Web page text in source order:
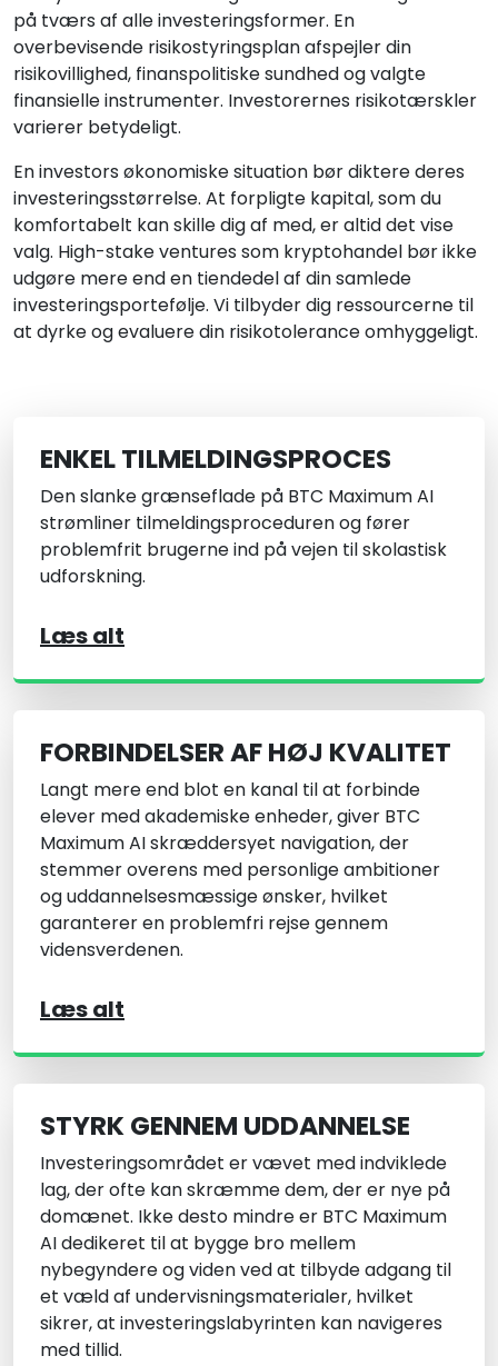
på tværs af alle investeringsformer. En
overbevisende risikostyringsplan afspejler din
risikovillighed, finanspolitiske sundhed og valgte
finansielle instrumenter. Investorernes risikotærskler
varierer betydeligt.
En investors økonomiske situation bør diktere deres
investeringsstørrelse. At forpligte kapital, som du
komfortabelt kan skille dig af med, er altid det vise
valg. High-stake ventures som kryptohandel bør ikke
udgøre mere end en tiendedel af din samlede
investeringsportefølje. Vi tilbyder dig ressourcerne til
at dyrke og evaluere din risikotolerance omhyggeligt.
ENKEL TILMELDINGSPROCES
Den slanke grænseflade på BTC Maximum AI
strømliner tilmeldingsproceduren og fører
problemfrit brugerne ind på vejen til skolastisk
udforskning.
Læs alt
FORBINDELSER AF HØJ KVALITET
Langt mere end blot en kanal til at forbinde
elever med akademiske enheder, giver BTC
Maximum AI skræddersyet navigation, der
stemmer overens med personlige ambitioner
og uddannelsesmæssige ønsker, hvilket
garanterer en problemfri rejse gennem
vidensverdenen.
Læs alt
STYRK GENNEM UDDANNELSE
Investeringsområdet er vævet med indviklede
lag, der ofte kan skræmme dem, der er nye på
domænet. Ikke desto mindre er BTC Maximum
AI dedikeret til at bygge bro mellem
nybegyndere og viden ved at tilbyde adgang til
et væld af undervisningsmaterialer, hvilket
sikrer, at investeringslabyrinten kan navigeres
med tillid.